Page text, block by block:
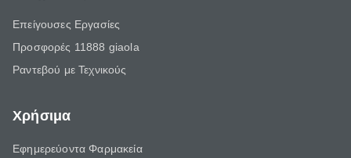
Επείγουσες Εργασίες
Προσφορές 11888 giaola
Ραντεβού με Τεχνικούς
Χρήσιμα
Εφημερεύοντα Φαρμακεία